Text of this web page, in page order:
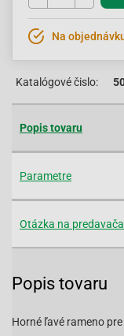
Na
Katalógové čislo:
Popis tovaru
Parametre
Otázka na predavača
Popis tovaru
Horné ľavé rameno